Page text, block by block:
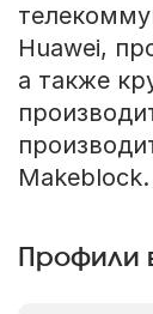
Huawei,
а также
Makeblock.
Профили